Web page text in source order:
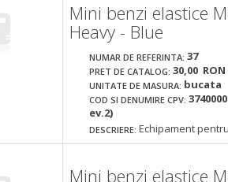
Mini benzi elastice
Heavy - Blue
NUMAR DE REFERINTA: 37
PRET DE CATALOG: 30,00
UNITATE DE MASURA: bucata
COD SI DENUMIRE CPV:
ev.2)
DESCRIERE: Echipament
Mini benzi elastice